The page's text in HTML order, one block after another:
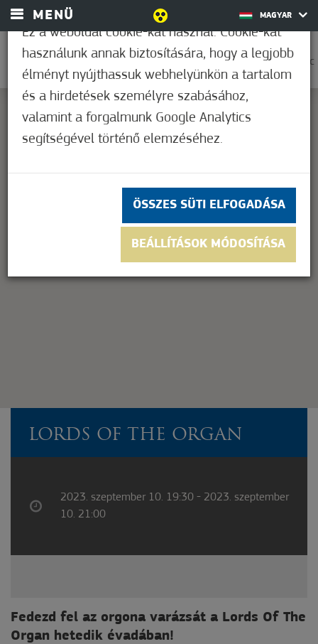
MENÜ MAGYAR
0
31,7°C
This page can't load Google Maps correctly.
Do you own this website? OK
LORDS OF THE ORGAN
2023. szeptember 10. 19:30 - 2023. szeptember
10. 21:00
Fedezd fel az orgona varázsát a Lords Of The
Organ hetedik évadában!
Ez a weboldal cookie-kat használ. Cookie-kat
használunk annak biztosítására, hogy a legjobb
élményt nyújthassuk webhelyünkön a tartalom
és a hirdetések személyre szabásához,
valamint a forgalmunk Google Analytics
segítségével történő elemzéséhez.
ÖSSZES SÜTI ELFOGADÁSA
BEÁLLÍTÁSOK MÓDOSÍTÁSA